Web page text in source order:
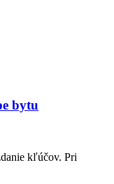
bytu
kľúčov. Pri